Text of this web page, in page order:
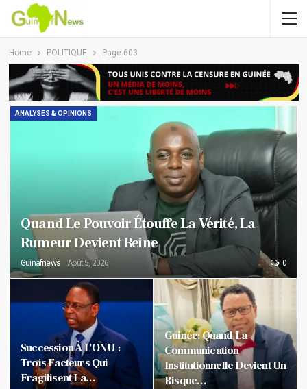
Home POLITIQUE Page 603
ANALYSES & OPINIONS
Quand Le Pouvoir Étouffe La Vérité, La
Rumeur Devient Reine
Guinafnews Août 5, 2026 0
Succession À L’ONU :
Trois Facteurs Qui
Fragilisent La…
Guinée: Quand La
Communication
Institutionnelle Devient Un
Risque…